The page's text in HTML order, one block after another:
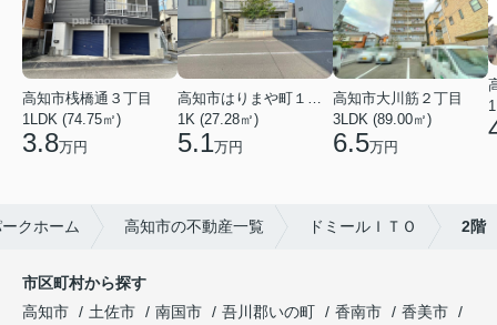
高知市桟橋通３丁目
1LDK (74.75㎡)
3.8万円
高知市はりまや町１丁目
1K (27.28㎡)
5.1万円
高知市大川筋２丁目
3LDK (89.00㎡)
6.5万円
クホーム 高知市の不動産一覧 ドミールＩＴＯ 2階
市区町村から探す
高知市
土佐市 南国市 吾川郡いの町 香南市
香美市